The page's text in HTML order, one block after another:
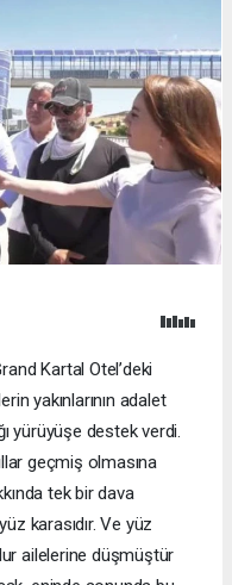
Kartal Otel’deki
yakınlarının adalet
yürüyüşe destek verdi.
geçmiş olmasına
tek bir dava
karasıdır. Ve yüz
ailelerine düşmüştür